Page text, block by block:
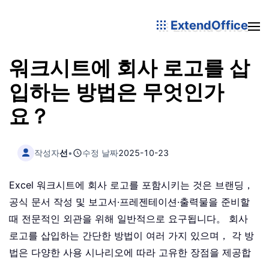
ExtendOffice
워크시트에 회사 로고를 삽
입하는 방법은 무엇인가
요？
작성자선• 수정 날짜2025-10-23
Excel 워크시트에 회사 로고를 포함시키는 것은 브랜딩，
공식 문서 작성 및 보고서·프레젠테이션·출력물을 준비할
때 전문적인 외관을 위해 일반적으로 요구됩니다。 회사
로고를 삽입하는 간단한 방법이 여러 가지 있으며， 각 방
법은 다양한 사용 시나리오에 따라 고유한 장점을 제공합